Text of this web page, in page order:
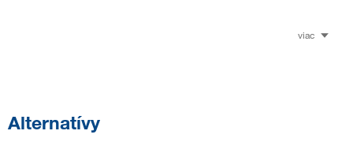
viac
Alternatívy